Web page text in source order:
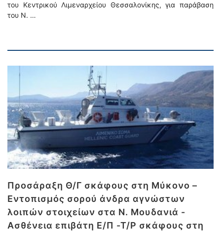
του Κεντρικού Λιμεναρχείου Θεσσαλονίκης, για παράβαση
του Ν. …
Προσάραξη Θ/Γ σκάφους στη Μύκονο –
Εντοπισμός σορού άνδρα αγνώστων
λοιπών στοιχείων στα Ν. Μουδανιά -
Ασθένεια επιβάτη Ε/Π -Τ/Ρ σκάφους στη